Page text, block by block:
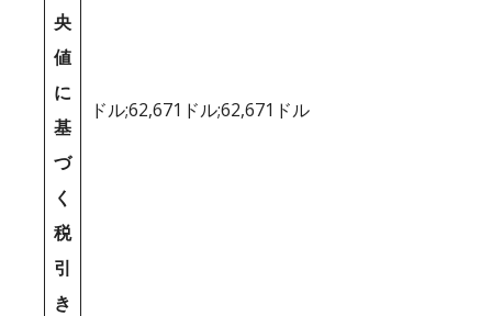
央
値
に
基
づ
く
税
引
き
ドル;62,671ドル;62,671ドル